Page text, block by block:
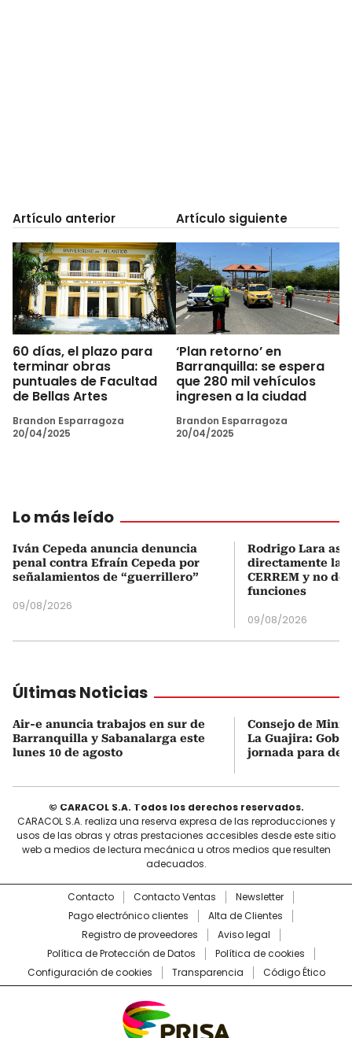
Artículo anterior
60 días, el plazo para
terminar obras
puntuales de Facultad
de Bellas Artes
Brandon Esparragoza
20/04/2025
Artículo siguiente
‘Plan retorno’ en
Barranquilla: se espera
que 280 mil vehículos
ingresen a la ciudad
Brandon Esparragoza
20/04/2025
Lo más leído
Iván Cepeda anuncia denuncia
penal contra Efraín Cepeda por
señalamientos de “guerrillero”
09/08/2026
Rodrigo Lara
directamente la
CERREM y no
funciones
09/08/2026
Últimas Noticias
Air-e anuncia trabajos en sur de
Barranquilla y Sabanalarga este
lunes 10 de agosto
Consejo de
La Guajira:
jornada para
© CARACOL S.A. Todos los derechos reservados.
CARACOL S.A. realiza una reserva expresa de las reproducciones y
usos de las obras y otras prestaciones accesibles desde este sitio
web a medios de lectura mecánica u otros medios que resulten
adecuados.
Contacto Contacto Ventas
Newsletter
Pago electrónico clientes
Alta de Clientes
Registro de proveedores
Aviso legal
Política de Protección de Datos
Política de cookies
Configuración de cookies
Transparencia Código Ético